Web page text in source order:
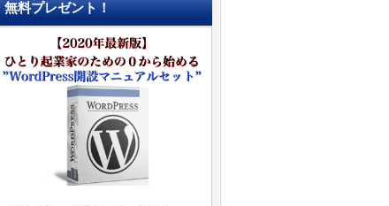
無料プレゼント！